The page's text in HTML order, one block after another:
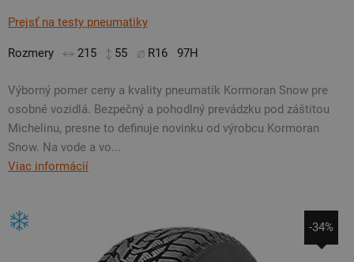
Prejsť na testy pneumatiky
Rozmery 215 55 R16 97H
Výborný pomer ceny a kvality pneumatík Kormoran Snow pre
osobné vozidlá. Bezpečný a pohodlný prevádzku pod záštitou
Michelinu, presne to definuje novinku od výrobcu Kormoran
Snow. Na vode a vo...
Viac informácií
-34%